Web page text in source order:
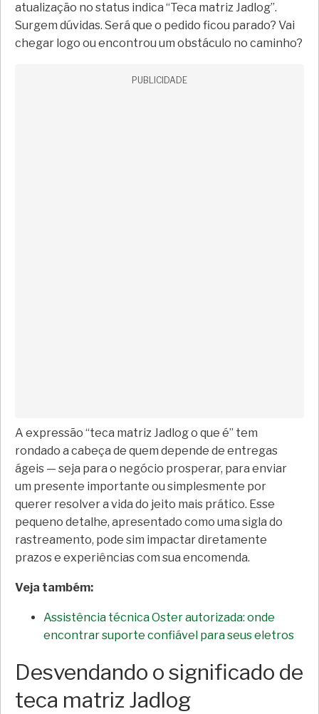
atualização no status indica “Teca matriz Jadlog”.
Surgem dúvidas. Será que o pedido ficou parado? Vai
chegar logo ou encontrou um obstáculo no caminho?
PUBLICIDADE
A expressão “teca matriz Jadlog o que é” tem
rondado a cabeça de quem depende de entregas
ágeis — seja para o negócio prosperar, para enviar
um presente importante ou simplesmente por
querer resolver a vida do jeito mais prático. Esse
pequeno detalhe, apresentado como uma sigla do
rastreamento, pode sim impactar diretamente
prazos e experiências com sua encomenda.
Veja também:
Assistência técnica Oster autorizada: onde
encontrar suporte confiável para seus eletros
Desvendando o significado de
teca matriz Jadlog